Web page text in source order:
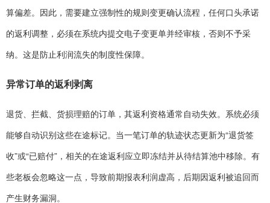
算偏差。因此，需要建立强制性的规则变更确认流程，任何口头承诺
的返利调整，必须在系统内提交电子变更单并经审核，否则不予采
纳。这是防止利润流失的制度性保障。
异常订单的返利剥离
退货、拦截、货损理赔的订单，其返利资格通常自动失效。系统必须
能够自动识别这些在途标记。当一笔订单的轨迹状态更新为“退货签
收”或“已赔付”，相关的在途返利应立即冻结并从待结算池中移除。有
些老板会忽略这一点，导致前期报表利润虚高，后期因返利被追回而
产生财务漏洞。